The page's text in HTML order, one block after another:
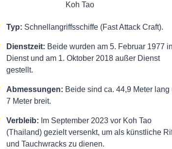
Koh Tao
Typ: Schnellangriffsschiffe (Fast Attack Craft).
Dienstzeit: Beide wurden am 5. Februar 1977 in
Dienst und am 1. Oktober 2018 außer Dienst
gestellt.
Abmessungen: Beide sind ca. 44,9 Meter lang
7 Meter breit.
Verbleib: Im September 2023 vor Koh Tao
(Thailand) gezielt versenkt, um als künstliche
und Tauchwracks zu dienen.